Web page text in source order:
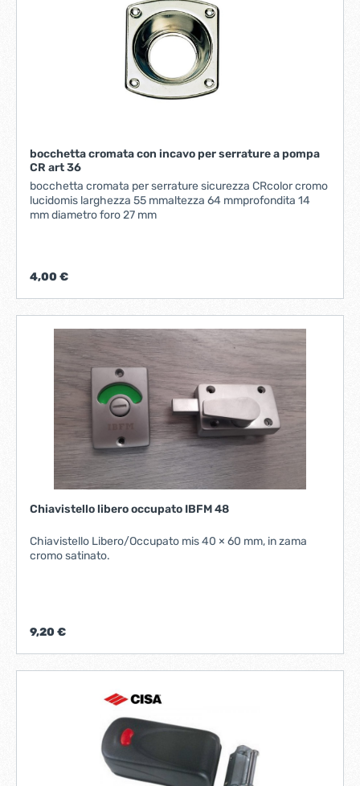
bocchetta cromata con incavo per serrature a pompa
CR art 36
bocchetta cromata per serrature sicurezza CRcolor cromo
lucidomis larghezza 55 mmaltezza 64 mmprofondita 14
mm diametro foro 27 mm
4,00 €
Chiavistello libero occupato IBFM 48
Chiavistello Libero/Occupato mis 40 × 60 mm, in zama
cromo satinato.
9,20 €